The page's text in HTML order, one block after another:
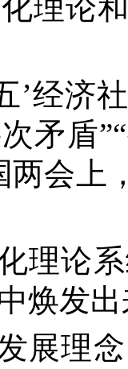
理论
’经济
矛盾
两会上
理论
焕发
展理